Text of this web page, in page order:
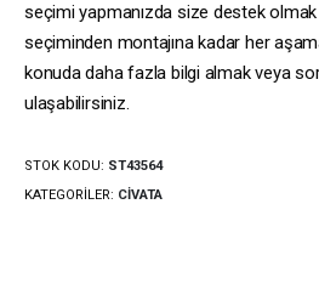
seçimi yapmanızda size destek olmak
seçiminden montajına kadar her
konuda daha fazla bilgi almak veya
ulaşabilirsiniz.
STOK KODU: ST43564
KATEGORILER: CIVATA